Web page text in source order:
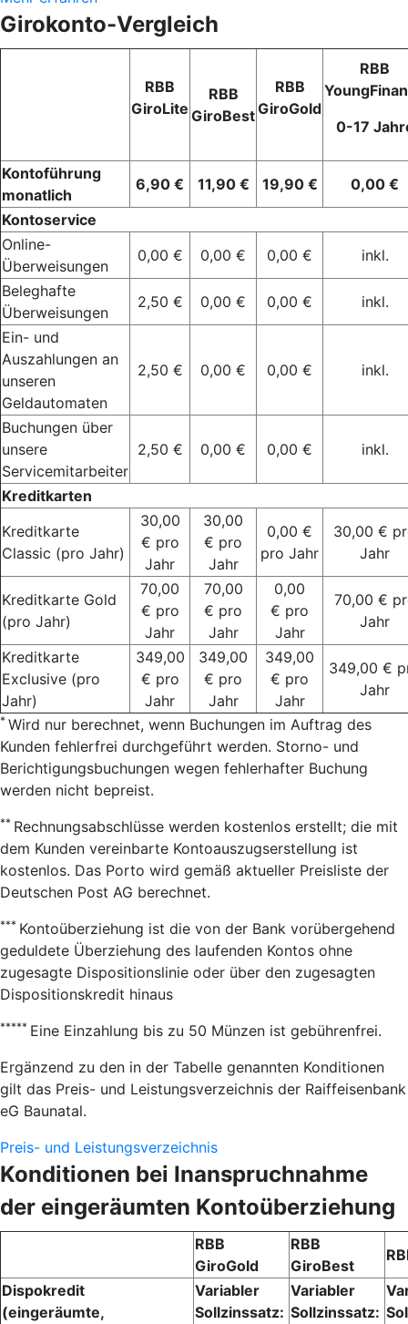
Girokonto-Vergleich
RBB
GiroLite
RBB
GiroBest
RBB
GiroGold
RBB
0-17
Kontoführung
monatlich
6,90 € 11,90 € 19,90 €
0,00 €
Kontoservice
Online-
Überweisungen
0,00 € 0,00 € 0,00 €
inkl.
Beleghafte
Überweisungen
2,50 € 0,00 € 0,00 €
inkl.
Ein- und
Auszahlungen an
unseren
Geldautomaten
2,50 € 0,00 € 0,00 € inkl.
Buchungen über
unsere
Servicemitarbeiter
2,50 € 0,00 € 0,00 € inkl.
Kreditkarten
Kreditkarte
Classic (pro Jahr)
30,00
€ pro
Jahr
30,00
€ pro
Jahr
0,00 €
pro Jahr
30,00 €
Jahr
Kreditkarte Gold
(pro Jahr)
70,00
€ pro
Jahr
70,00
€ pro
Jahr
0,00
€ pro
Jahr
70,00 €
Jahr
Kreditkarte
Exclusive (pro
Jahr)
349,00
€ pro
Jahr
349,00
€ pro
Jahr
349,00
€ pro
Jahr
349,00 €
Jahr
* Wird nur berechnet, wenn Buchungen im Auftrag des
Kunden fehlerfrei durchgeführt werden. Storno- und
Berichtigungsbuchungen wegen fehlerhafter Buchung
werden nicht bepreist.
** Rechnungsabschlüsse werden kostenlos erstellt; die mit
dem Kunden vereinbarte Kontoauszugserstellung ist
kostenlos. Das Porto wird gemäß aktueller Preisliste der
Deutschen Post AG berechnet.
*** Kontoüberziehung ist die von der Bank vorübergehend
geduldete Überziehung des laufenden Kontos ohne
zugesagte Dispositionslinie oder über den zugesagten
Dispositionskredit hinaus
***** Eine Einzahlung bis zu 50 Münzen ist gebührenfrei.
Ergänzend zu den in der Tabelle genannten Konditionen
gilt das Preis- und Leistungsverzeichnis der Raiffeisenbank
eG Baunatal.
Preis- und Leistungsverzeichnis
Konditionen bei Inanspruchnahme
der eingeräumten Kontoüberziehung
RBB
GiroGold
RBB
GiroBest
Dispokredit
(eingeräumte,
Variabler
Sollzinssatz:
Variabler
Sollzinssatz: